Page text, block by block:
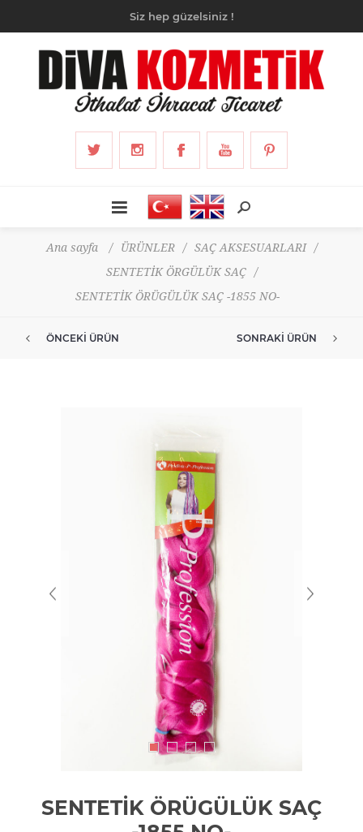
Siz hep güzelsiniz !
Ana sayfa / ÜRÜNLER / SAÇ AKSESUARLARI
/
SENTETİK ÖRGÜLÜK SAÇ
/
SENTETİK ÖRÜGÜLÜK SAÇ -1855 NO-
ÖNCEKI ÜRÜN SONRAKI ÜRÜN
SENTETİK ÖRÜGÜLÜK SAÇ